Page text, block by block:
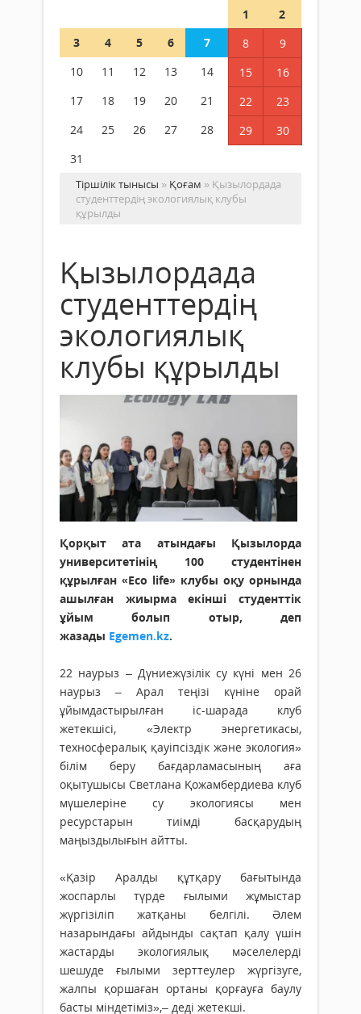
1
2
3
4 5 6 7 8
9
10
11 12 13 14 15
16
17
18 19 20 21 22
23
24
25 26 27 28 29
30
31
Тіршілік тынысы » Қоғам » Қызылордада
студенттердің экологиялық клубы
құрылды
Қызылордада
студенттердің
экологиялық
клубы құрылды
Қорқыт ата атындағы Қызылорда
университетінің 100 студентінен
құрылған «Eco life» клубы оқу орнында
ашылған жиырма екінші студенттік
ұйым болып отыр, деп
жазады Egemen.kz.
22 наурыз – Дүниежүзілік су күні мен 26
наурыз – Арал теңізі күніне орай
ұйымдастырылған іс-шарада клуб
жетекшісі, «Электр энергетикасы,
техносфералық қауіпсіздік және экология»
білім беру бағдарламасының аға
оқытушысы Светлана Қожамбердиева клуб
мүшелеріне су экологиясы мен
ресурстарын тиімді басқарудың
маңыздылығын айтты.
«Қазір Аралды құтқару бағытында
жоспарлы түрде ғылыми жұмыстар
жүргізіліп жатқаны белгілі. Әлем
назарындағы айдынды сақтап қалу үшін
жастарды экологиялық мәселелерді
шешуде ғылыми зерттеулер жүргізуге,
жалпы қоршаған ортаны қорғауға баулу
басты міндетіміз»,– деді жетекші.